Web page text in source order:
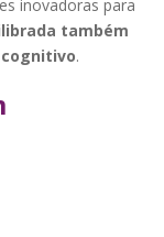
inovadoras para
também
.